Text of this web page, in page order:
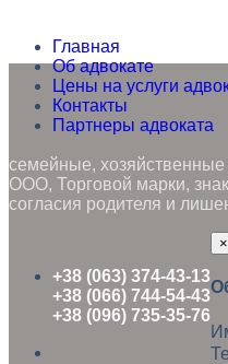
Главная
Об адвокате
Цены на услуги
Контакты
Партнеры адвоката
семейные,
ООО, Торговой марки,
согласия родителя и
+38 (063) 374-43-13
+38 (066) 744-54-43
+38 (096) 735-35-76
×